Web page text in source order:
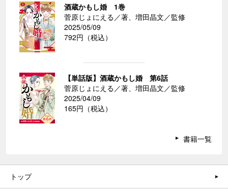
酒蔵かもし婚 1巻
菅原じょにえる／著、増田晶文／監修
2025/05/09
792円（税込）
【単話版】酒蔵かもし婚 第6話
菅原じょにえる／著、増田晶文／監修
2025/04/09
165円（税込）
書籍一覧
トップ